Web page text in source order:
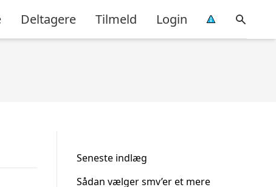
Deltagere Tilmeld Login
Seneste indlæg
Sådan vælger smv’er et mere